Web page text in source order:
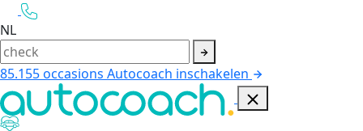
NL
85.155occasions Autocoach inschakelen